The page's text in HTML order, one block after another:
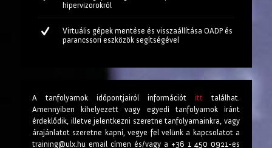
hipervizorokról
Virtuális gépek mentése és visszaállítása OADP és
parancssori eszközök segítségével
A tanfolyamok időpontjairól információt itt találhat.
Amennyiben kihelyezett vagy egyedi tanfolyamok iránt
érdeklődik, illetve jelentkezni szeretne tanfolyamainkra, vagy
árajánlatot szeretne kapni, vegye fel velünk a kapcsolatot a
training@ulx.hu email címen és/vagy a +36 1 450 0921-es